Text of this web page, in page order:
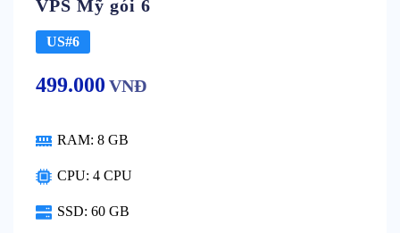
VPS Mỹ gói 6
US#6
499.000 VNĐ
RAM: 8 GB
CPU: 4 CPU
SSD: 60 GB